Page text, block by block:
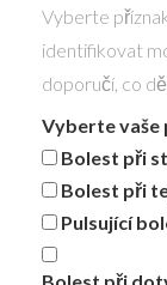
Vyberte
identifikovat
doporučí, co
Vyberte vaše
Bolest při
Bolest při
Pulsující